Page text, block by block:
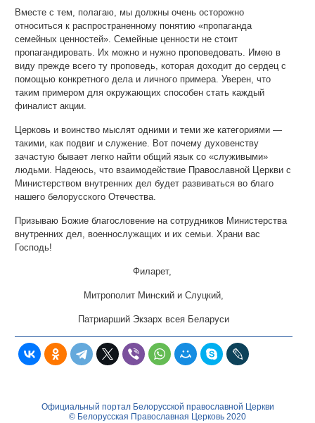
Вместе с тем, полагаю, мы должны очень осторожно
относиться к распространенному понятию «пропаганда
семейных ценностей». Семейные ценности не стоит
пропагандировать. Их можно и нужно проповедовать. Имею в
виду прежде всего ту проповедь, которая доходит до сердец с
помощью конкретного дела и личного примера. Уверен, что
таким примером для окружающих способен стать каждый
финалист акции.
Церковь и воинство мыслят одними и теми же категориями —
такими, как подвиг и служение. Вот почему духовенству
зачастую бывает легко найти общий язык со «служивыми»
людьми. Надеюсь, что взаимодействие Православной Церкви с
Министерством внутренних дел будет развиваться во благо
нашего белорусского Отечества.
Призываю Божие благословение на сотрудников Министерства
внутренних дел, военнослужащих и их семьи. Храни вас
Господь!
Филарет,
Митрополит Минский и Слуцкий,
Патриарший Экзарх всея Беларуси
Официальный портал Белорусской православной Церкви
© Белорусская Православная Церковь 2020